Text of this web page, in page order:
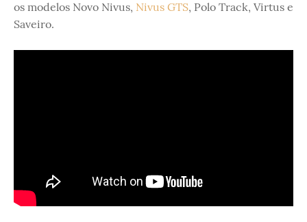
os modelos Novo Nivus, Nivus GTS, Polo Track, Virtus e
Saveiro.